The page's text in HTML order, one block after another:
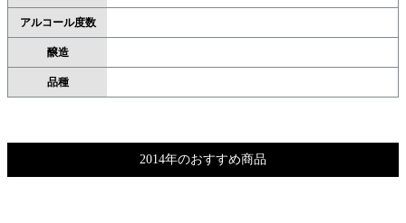
アルコール度数
醸造
品種
2014年のおすすめ商品